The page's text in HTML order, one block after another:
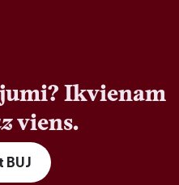
Ikvienam
viens.
BUJ